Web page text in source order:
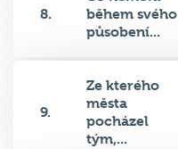
8.
během svého
působení...
9.
Ze kterého
města
pocházel
tým,...